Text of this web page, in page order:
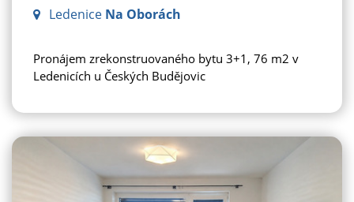
Ledenice Na Oborách
Pronájem zrekonstruovaného bytu 3+1, 76 m2 v
Ledenicích u Českých Budějovic